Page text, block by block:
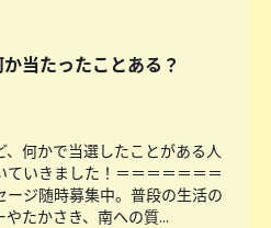
当たったことある？
何かで当選したことがある人
いきました！＝＝＝＝＝＝＝
ージ随時募集中。普段の生活の
たかさき、南への質...